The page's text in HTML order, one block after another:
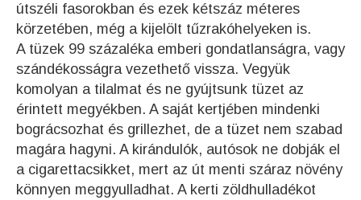
útszéli fasorokban és ezek kétszáz méteres
körzetében, még a kijelölt tűzrakóhelyeken is.
A tüzek 99 százaléka emberi gondatlanságra, vagy
szándékosságra vezethető vissza. Vegyük
komolyan a tilalmat és ne gyújtsunk tüzet az
érintett megyékben. A saját kertjében mindenki
bográcsozhat és grillezhet, de a tüzet nem szabad
magára hagyni. A kirándulók, autósok ne dobják el
a cigarettacsikket, mert az út menti száraz növény
könnyen meggyulladhat. A kerti zöldhulladékot